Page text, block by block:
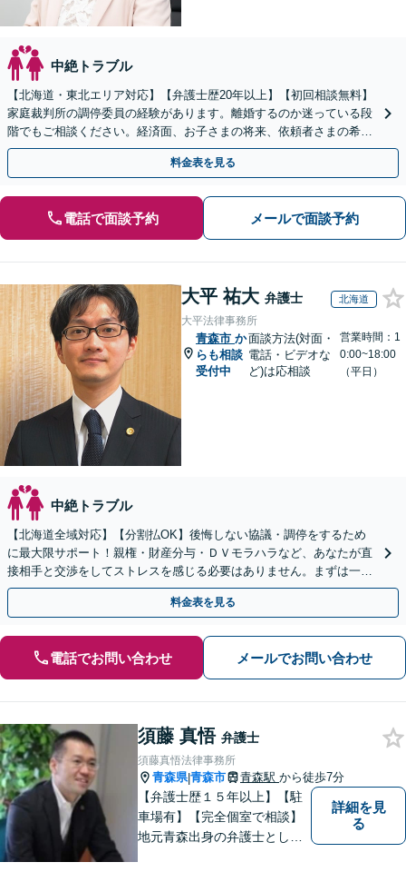
中絶トラブル
【北海道・東北エリア対応】【弁護士歴20年以上】【初回相談無料】
家庭裁判所の調停委員の経験があります。離婚するのか迷っている段
階でもご相談ください。経済面、お子さまの将来、依頼者さまの希望
を考慮した最善の解決策をご提案します。
料金表を見る
電話で面談予約 メールで面談予約
大平 祐大 弁護士 北海道
大平法律事務所
青森市 か
らも相談
受付中
面談方法(対面・
電話・ビデオな
ど)は応相談
営業時間：1
0:00~18:00
（平日）
中絶トラブル
【北海道全域対応】【分割払OK】後悔しない協議・調停をするため
に最大限サポート！親権・財産分与・ＤＶモラハラなど、あなたが直
接相手と交渉をしてストレスを感じる必要はありません。まずは一度
ご相談ください。
料金表を見る
電話でお問い合わせ メールでお問い合わせ
須藤 真悟 弁護士
須藤真悟法律事務所
青森県|青森市 青森駅 から徒歩7分
【弁護士歴１５年以上】【駐
車場有】【完全個室で相談】
地元青森出身の弁護士とし
詳細を見
る